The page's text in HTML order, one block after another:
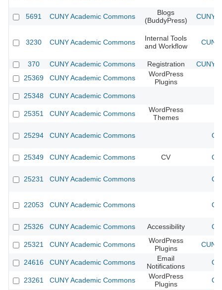
5691 CUNY Academic Commons
Blogs
(BuddyPress)
CUNY
3230 CUNY Academic Commons
Internal Tools
and Workflow
370 CUNY Academic Commons Registration
CUNY
25369
CUNY Academic Commons
WordPress
Plugins
25348
CUNY Academic Commons
25351 CUNY Academic Commons
WordPress
Themes
25294 CUNY Academic Commons
25349 CUNY Academic Commons CV
25231 CUNY Academic Commons
22053 CUNY Academic Commons
25326 CUNY Academic Commons Accessibility
25321 CUNY Academic Commons
WordPress
Plugins
24616 CUNY Academic Commons
Email
Notifications
23261 CUNY Academic Commons
WordPress
Plugins